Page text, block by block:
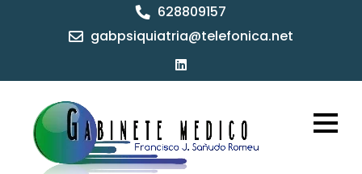
628809157
gabpsiquiatria@telefonica.net